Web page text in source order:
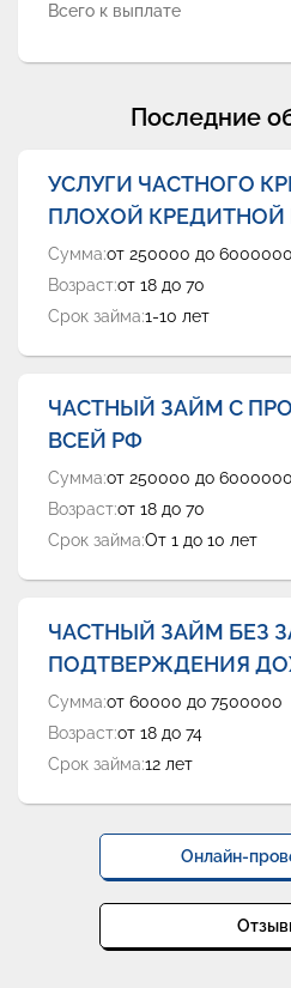
Всего к выплате
Последние
УСЛУГИ ЧАСТНОГО
ПЛОХОЙ КРЕДИТНОЙ
Сумма:от 250000 до 6000000
Возраст:от 18 до 70
Срок займа:1-10 лет
ЧАСТНЫЙ ЗАЙМ С
ВСЕЙ РФ
Сумма:от 250000 до 6000000
Возраст:от 18 до 70
Срок займа:От 1 до 10 лет
ЧАСТНЫЙ ЗАЙМ БЕЗ
ПОДТВЕРЖДЕНИЯ
Сумма:от 60000 до 7500000
Возраст:от 18 до 74
Срок займа:12 лет
Онлайн-